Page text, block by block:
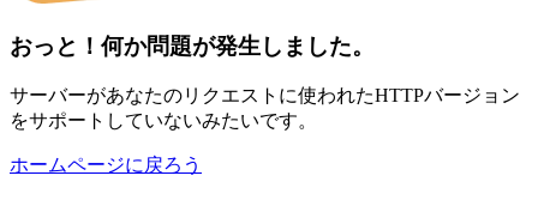
おっと！何か問題が発生しました。
サーバーがあなたのリクエストに使われたHTTPバージョン
をサポートしていないみたいです。
ホームページに戻ろう